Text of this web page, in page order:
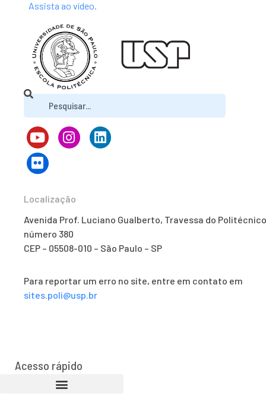
Assista ao vídeo.
Localização
Avenida Prof. Luciano Gualberto, Travessa do
número 380
CEP – 05508-010 – São Paulo – SP
Para reportar um erro no site, entre em contato em
sites.poli@usp.br
Acesso rápido